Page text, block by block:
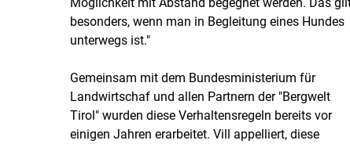
besonders, wenn man in Begleitung eines Hundes
unterwegs ist."
Gemeinsam mit dem Bundesministerium für
Landwirtschaf und allen Partnern der "Bergwelt
Tirol" wurden diese Verhaltensregeln bereits vor
einigen Jahren erarbeitet. Vill appelliert, diese